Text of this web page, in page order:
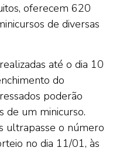
oferecem 620
de diversas
até o dia 10
do
poderão
de um minicurso.
ultrapasse o número
no dia 11/01, às